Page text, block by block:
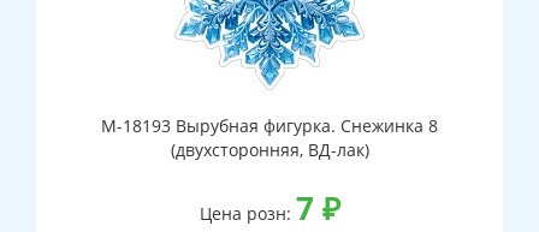
М-18193 Вырубная фигурка. Снежинка 8
(двухсторонняя, ВД-лак)
Цена розн: 7 ₽